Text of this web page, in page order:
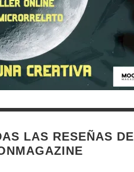
LAS RESEÑAS DE